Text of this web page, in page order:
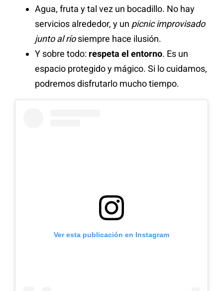
Agua, fruta y tal vez un bocadillo. No hay
servicios alrededor, y un picnic improvisado
junto al ríosiempre hace ilusión.
Y sobre todo: respeta el entorno. Es un
espacio protegido y mágico. Si lo cuidamos,
podremos disfrutarlo mucho tiempo.
Ver esta publicación en Instagram